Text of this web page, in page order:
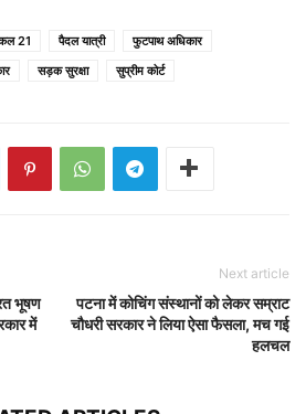
21 पैदल यात्री
फुटपाथ अधिकार
सड़क सुरक्षा सुप्रीम कोर्ट
भूषण
में
Next article
पटना में कोचिंग संस्थानों को लेकर सम्राट
चौधरी सरकार ने लिया ऐसा फैसला, मच गई
हलचल